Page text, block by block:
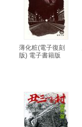
薄化粧(電子復刻
版) 電子書籍版